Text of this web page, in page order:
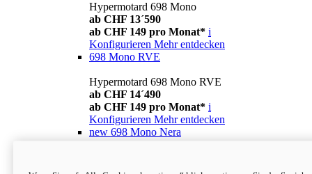
Hypermotard 698 Mono
ab CHF 13´590
ab CHF 149 pro Monat* i
Konfigurieren Mehr entdecken
698 Mono RVE
Hypermotard 698 Mono RVE
ab CHF 14´490
ab CHF 149 pro Monat* i
Konfigurieren Mehr entdecken
new 698 Mono Nera
ab CHF 13´990